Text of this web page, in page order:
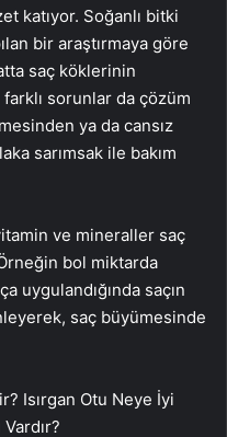
katıyor. Soğanlı bitki
bir araştırmaya göre
saç köklerinin
sorunlar da çözüm
ya da cansız
sarımsak ile bakım
ve mineraller saç
bol miktarda
uygulandığında saçın
saç büyümesinde
Isırgan Otu Neye İyi